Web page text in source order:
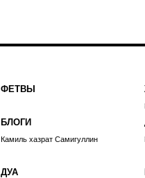
ФЕТВЫ
БЛОГИ
Камиль хазрат Самигуллин
ДУА